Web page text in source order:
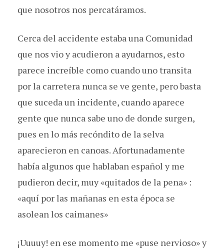
que nosotros nos percatáramos.
Cerca del accidente estaba una Comunidad
que nos vio y acudieron a ayudarnos, esto
parece increíble como cuando uno transita
por la carretera nunca se ve gente, pero basta
que suceda un incidente, cuando aparece
gente que nunca sabe uno de donde surgen,
pues en lo más recóndito de la selva
aparecieron en canoas. Afortunadamente
había algunos que hablaban español y me
pudieron decir, muy «quitados de la pena» :
«aquí por las mañanas en esta época se
asolean los caimanes»
¡Uuuuy! en ese momento me «puse nervioso» y